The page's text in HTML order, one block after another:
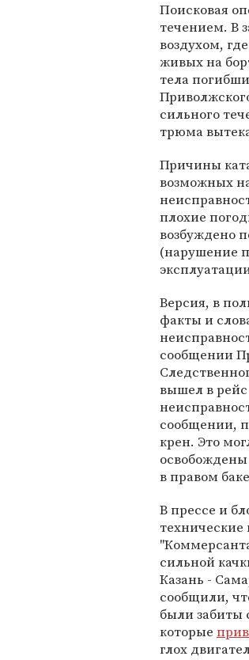
Поисковая
течением. В
воздухом,
живых на
тела
сильного
трюма
Причины
возможных
плохие
возбуждено
(нарушение
Версия, в
факты и
сообщении
вышел в
сообщении,
крен. Это
в правом
В прессе и
технические
сильной
Казань -
сообщили,
были забиты
которые
глох